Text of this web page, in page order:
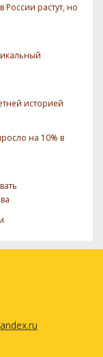
России растут, но
историей
на 10% в